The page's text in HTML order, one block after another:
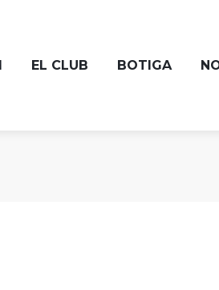
EL CLUB BOTIGA